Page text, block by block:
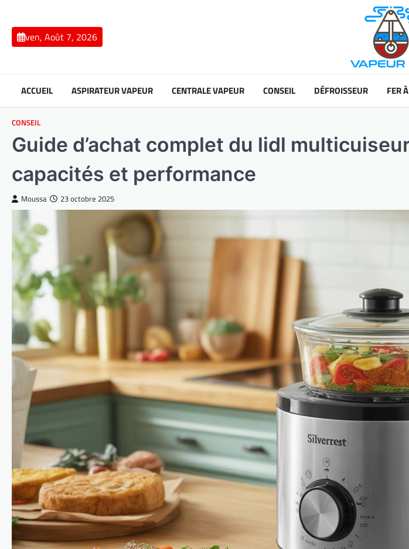
contentven, Août 7, 2026
ACCUEIL ASPIRATEUR VAPEUR CENTRALE VAPEUR CONSEIL DÉFROISSEUR FER
CONSEIL
Guide d’achat complet du lidl
capacités et performance
Moussa 23 octobre 2025